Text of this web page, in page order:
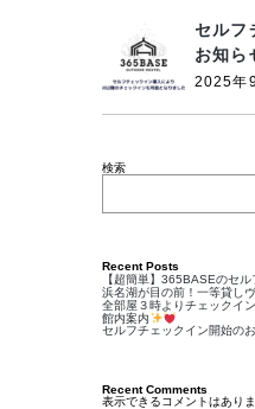
セルフ
お知ら
2025年
検索
Recent Posts
【超簡単】365BASEのセ
浜名湖が目の前！一等貸し
全部屋３時よりチェックイ
館内案内
セルフチェックイン開始の
Recent Comments
表示できるコメントはありま